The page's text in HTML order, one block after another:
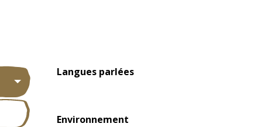
Langues parlées
Langues parlées
Environnement
Environnement